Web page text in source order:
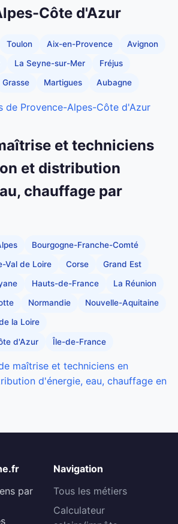
Côte d'Azur
Toulon Aix-en-Provence Avignon
La Seyne-sur-Mer Fréjus
Grasse Martigues Aubagne
de Provence-Alpes-Côte d'Azur
et techniciens
et distribution
chauffage par
Bourgogne-Franche-Comté
Val de Loire Corse Grand Est
Hauts-de-France La Réunion
Normandie Nouvelle-Aquitaine
la Loire
d'Azur Île-de-France
maîtrise et techniciens en
d'énergie, eau, chauffage en
par
Navigation
Tous les métiers
Calculateur